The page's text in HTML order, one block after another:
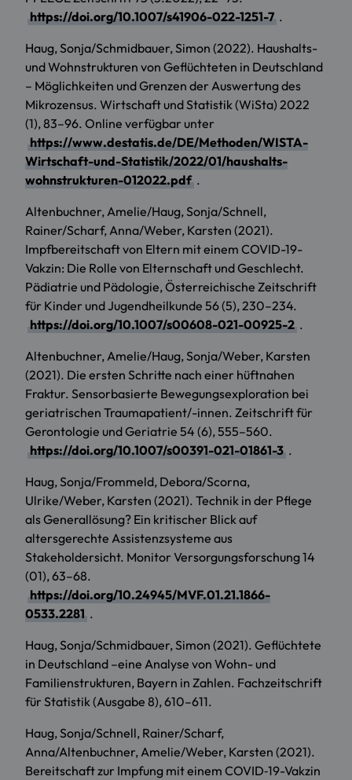
https://doi.org/10.1007/s41906-022-1251-7 .
Haug, Sonja/Schmidbauer, Simon (2022). Haushalts-
und Wohnstrukturen von Geflüchteten in Deutschland
– Möglichkeiten und Grenzen der Auswertung des
Mikrozensus. Wirtschaft und Statistik (WiSta) 2022
(1), 83–96. Online verfügbar unter
https://www.destatis.de/DE/Methoden/WISTA-
Wirtschaft-und-Statistik/2022/01/haushalts-
wohnstrukturen-012022.pdf .
Altenbuchner, Amelie/Haug, Sonja/Schnell,
Rainer/Scharf, Anna/Weber, Karsten (2021).
Impfbereitschaft von Eltern mit einem COVID-19-
Vakzin: Die Rolle von Elternschaft und Geschlecht.
Pädiatrie und Pädologie, Österreichische Zeitschrift
für Kinder und Jugendheilkunde 56 (5), 230–234.
https://doi.org/10.1007/s00608-021-00925-2 .
Altenbuchner, Amelie/Haug, Sonja/Weber, Karsten
(2021). Die ersten Schritte nach einer hüftnahen
Fraktur. Sensorbasierte Bewegungsexploration bei
geriatrischen Traumapatient/-innen. Zeitschrift für
Gerontologie und Geriatrie 54 (6), 555–560.
https://doi.org/10.1007/s00391-021-01861-3 .
Haug, Sonja/Frommeld, Debora/Scorna,
Ulrike/Weber, Karsten (2021). Technik in der Pflege
als Generallösung? Ein kritischer Blick auf
altersgerechte Assistenzsysteme aus
Stakeholdersicht. Monitor Versorgungsforschung 14
(01), 63–68.
https://doi.org/10.24945/MVF.01.21.1866-
0533.2281 .
Haug, Sonja/Schmidbauer, Simon (2021). Geflüchtete
in Deutschland –eine Analyse von Wohn- und
Familienstrukturen, Bayern in Zahlen. Fachzeitschrift
für Statistik (Ausgabe 8), 610–611.
Haug, Sonja/Schnell, Rainer/Scharf,
Anna/Altenbuchner, Amelie/Weber, Karsten (2021).
Bereitschaft zur Impfung mit einem COVID‑19-Vakzin